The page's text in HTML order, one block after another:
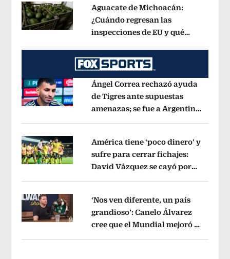
Opens in new window
Aguacate de Michoacán:
¿Cuándo regresan las
inspecciones de EU y qué
Opens in new window
Ángel Correa rechazó ayuda
de Tigres ante supuestas
amenazas; se fue a Argentina
Opens in new window
América tiene ‘poco dinero’ y
sufre para cerrar fichajes:
David Vázquez se cayó por
Opens in new window
‘Nos ven diferente, un país
grandioso’: Canelo Álvarez
cree que el Mundial mejoró la